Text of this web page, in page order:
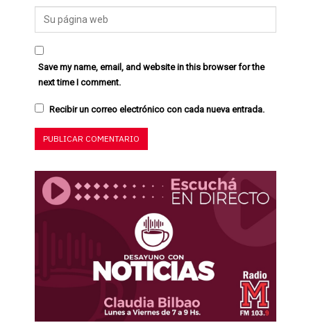
Save my name, email, and website in this browser for the
next time I comment.
Recibir un correo electrónico con cada nueva entrada.